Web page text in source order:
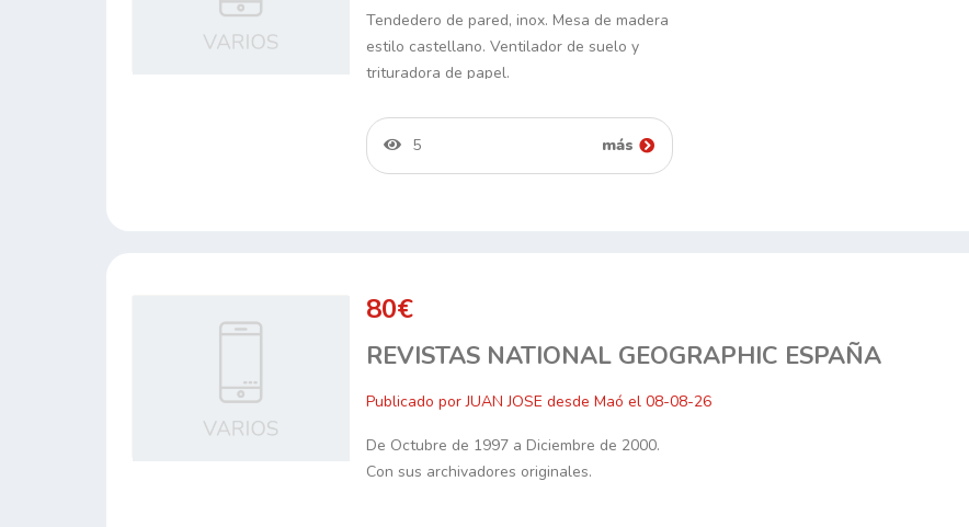
Tendedero de pared, inox. Mesa de madera
estilo castellano. Ventilador de suelo y
trituradora de papel.
5 más
80€
REVISTAS NATIONAL GEOGRAPHIC ESPAÑA
Publicado por JUAN JOSE desde Maó el 08-08-26
De Octubre de 1997 a Diciembre de 2000.
Con sus archivadores originales.